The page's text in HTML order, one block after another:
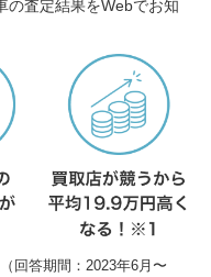
の査定結果をWebでお知
回答期間：2023年6月〜